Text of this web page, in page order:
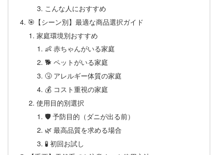
こんな人におすすめ
🎯【シーン別】最適な商品選択ガイド
家庭環境別おすすめ
👶 赤ちゃんがいる家庭
🐕 ペットがいる家庭
🤧 アレルギー体質の家庭
💰 コスト重視の家庭
使用目的別選択
🛡️ 予防目的（ダニが出る前）
🌿 最高品質を求める場合
🧪 初回お試し